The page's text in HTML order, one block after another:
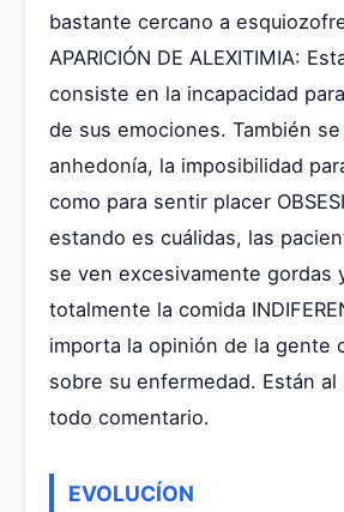
bastante cercano a
APARICIÓN DE ALEXITIMIA:
consiste en la incapacidad
de sus emociones. También
anhedonía, la imposibilidad
como para sentir placer
estando es cuálidas, las
se ven excesivamente gordas
totalmente la comida
importa la opinión de la gente
sobre su enfermedad. Están al
todo comentario.
EVOLUCÍON